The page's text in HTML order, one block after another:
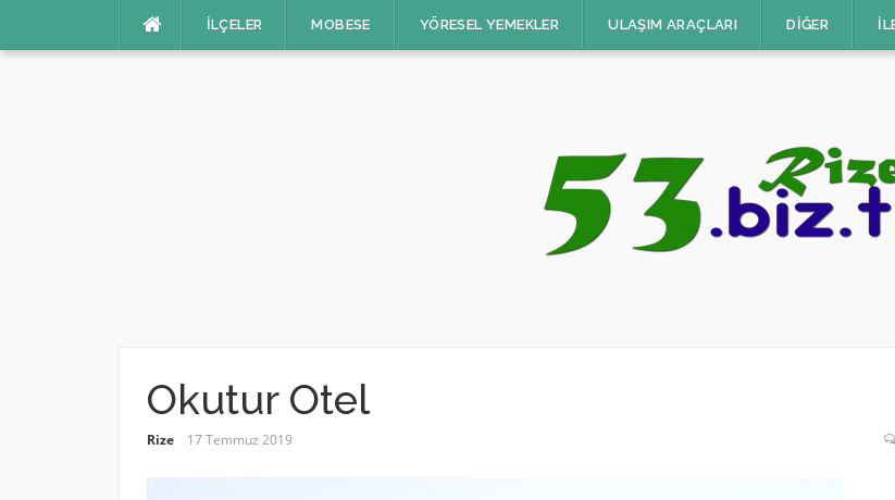
İLÇELER MOBESE YÖRESEL YEMEKLER ULAŞIM ARAÇLARI DIĞER
Okutur Otel
Rize 17 Temmuz 2019